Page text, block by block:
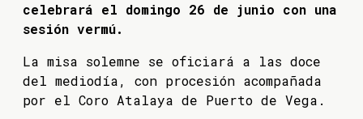
celebrará el domingo 26 de junio con una
sesión vermú.
La misa solemne se oficiará a las doce
del mediodía, con procesión acompañada
por el Coro Atalaya de Puerto de Vega.